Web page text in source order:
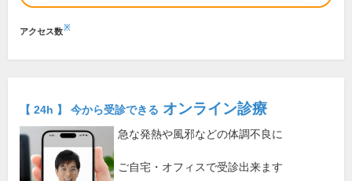
アクセス数※
【 24h 】 今から受診できる オンライン診療
急な発熱や風邪などの体調不良に
ご自宅・オフィスで受診出来ます